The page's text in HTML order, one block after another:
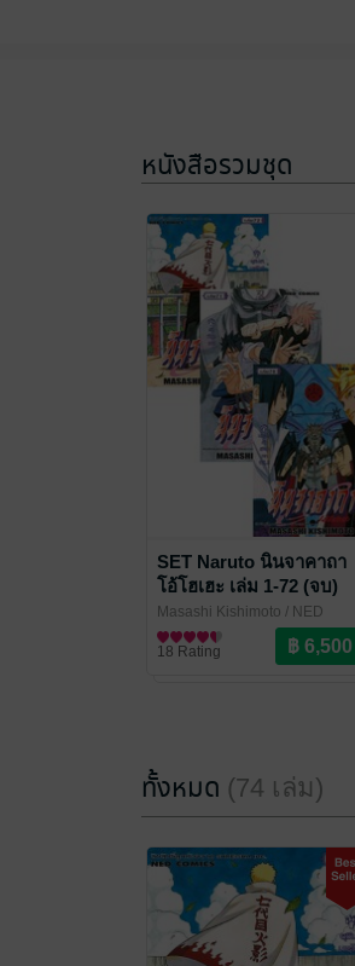
หนังสือรวมชุด
SET Naruto นินจาคาถา
โอ้โฮเฮะ เล่ม 1-72 (จบ)
Masashi Kishimoto / NED
Comics
การ์ตูนทั่วไป
18 Rating
ทั้งหมด (74 เล่ม)